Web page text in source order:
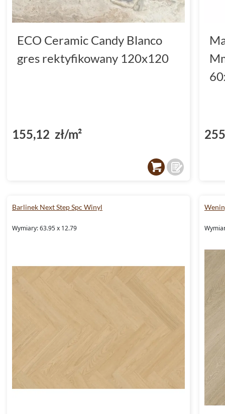
ECO Ceramic Candy Blanco
gres rektyfikowany 120x120
155,12 zł/m²
Barlinek Next Step Spc Winyl
Wymiary: 63.95 x 12.79